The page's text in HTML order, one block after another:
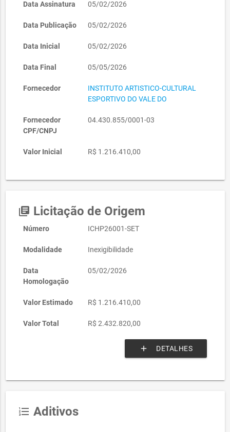
Data Assinatura 05/02/2026
Data Publicação 05/02/2026
Data Inicial 05/02/2026
Data Final 05/05/2026
Fornecedor
INSTITUTO ARTISTICO-CULTURAL
ESPORTIVO DO VALE DO
Fornecedor
CPF/CNPJ
04.430.855/0001-03
Valor Inicial R$ 1.216.410,00
library_books Licitação de Origem
Número ICHP26001-SET
Modalidade Inexigibilidade
Data
Homologação
05/02/2026
Valor Estimado R$ 1.216.410,00
Valor Total R$ 2.432.820,00
add DETALHES
format_list_numbered Aditivos